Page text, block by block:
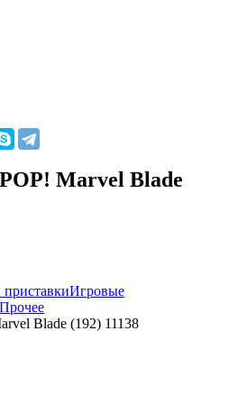
Marvel Blade
Игровые
Прочее
Blade (192) 11138